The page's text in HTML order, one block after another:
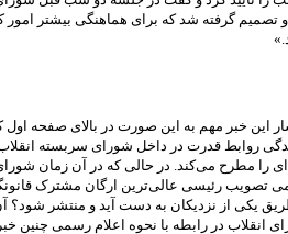
تصمیم گرفته شد که برای هماهنگی بیشتر امور
این خبر مهم به این صورت در بالای صفحه
روابط قدرت در داخل شورای سربسته
را مطرح می‌کند. در حالی که در آن زمان
تصویب رئیسی عالی‌ترین ارگان مشترک
یکی از نزدیکان به دست آید و منتشر شود؟
انقلاب در رابطه با نحوه اعلام رسمی چنین